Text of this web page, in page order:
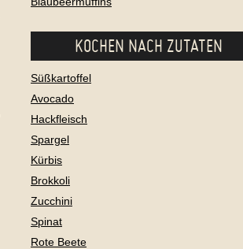
KOCHEN NACH ZUTATEN
Süßkartoffel
Avocado
Hackfleisch
Spargel
Kürbis
Brokkoli
Zucchini
Spinat
Rote Beete